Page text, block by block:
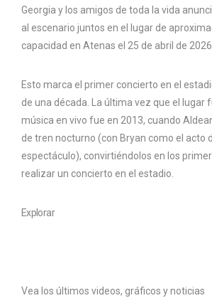
Georgia y los amigos de toda la vida
al escenario juntos en el lugar de
capacidad en Atenas el 25 de abril de 2026.
Esto marca el primer concierto en el
de una década. La última vez que el lugar
música en vivo fue en 2013, cuando
de tren nocturno (con Bryan como el acto
espectáculo), convirtiéndolos en los
realizar un concierto en el estadio.
Explorar
Vea los últimos videos, gráficos y noticias